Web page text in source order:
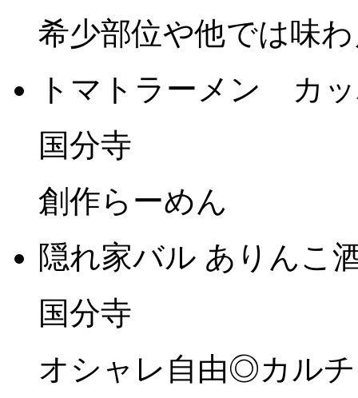
希少部位や他では味
トマトラーメン カ
国分寺
創作らーめん
隠れ家バル ありんこ
国分寺
オシャレ自由◎カル